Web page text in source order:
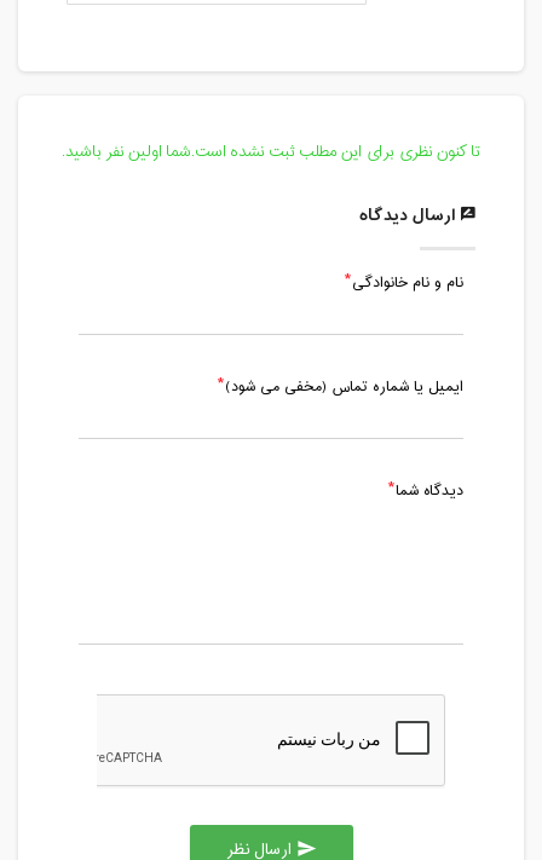
تا کنون نظری برای این مطلب ثبت نشده است.شما اولین نفر باشید.
ارسال دیدگاه
نام و نام خانوادگی
ایمیل یا شماره تماس (مخفی می شود)
دیدگاه شما
send